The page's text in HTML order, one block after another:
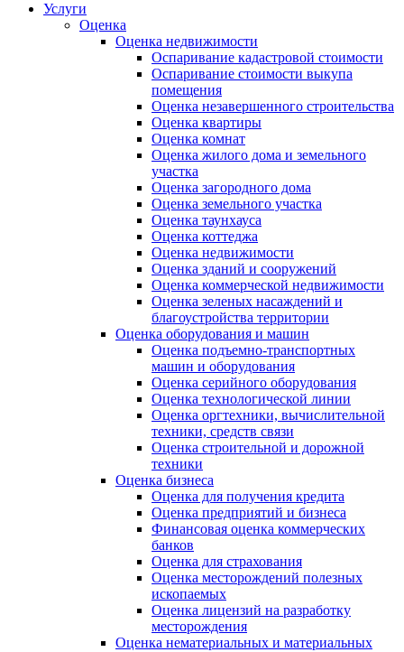
Услуги
Оценка
Оценка недвижимости
Оспаривание кадастровой стоимости
Оспаривание стоимости выкупа
помещения
Оценка незавершенного строительства
Оценка квартиры
Оценка комнат
Оценка жилого дома и земельного
участка
Оценка загородного дома
Оценка земельного участка
Оценка таунхауса
Оценка коттеджа
Оценка недвижимости
Оценка зданий и сооружений
Оценка коммерческой недвижимости
Оценка зеленых насаждений и
благоустройства территории
Оценка оборудования и машин
Оценка подъемно-транспортных
машин и оборудования
Оценка серийного оборудования
Оценка технологической линии
Оценка оргтехники, вычислительной
техники, средств связи
Оценка строительной и дорожной
техники
Оценка бизнеса
Оценка для получения кредита
Оценка предприятий и бизнеса
Финансовая оценка коммерческих
банков
Оценка для страхования
Оценка месторождений полезных
ископаемых
Оценка лицензий на разработку
месторождения
Оценка нематериальных и материальных